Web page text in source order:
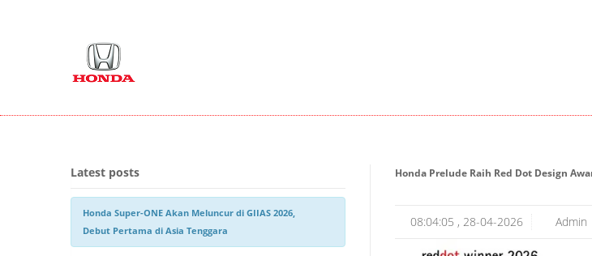
Telp :
(0511)
Latest posts
Honda Super-ONE Akan Meluncur di GIIAS 2026,
Debut Pertama di Asia Tenggara
Honda Prelude Raih Red Dot Design
08:04:05 , 28-04-2026 Admin